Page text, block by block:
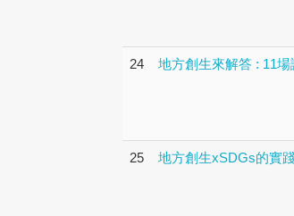
24 地方創生來解答 : 11
25 地方創生xSDGs的實